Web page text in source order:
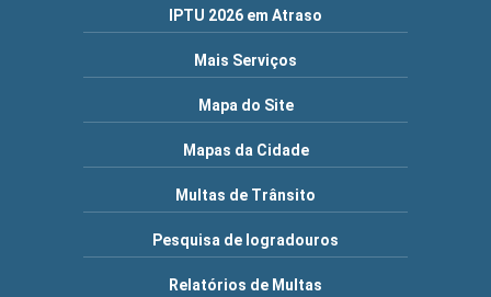
IPTU 2026 em Atraso
Mais Serviços
Mapa do Site
Mapas da Cidade
Multas de Trânsito
Pesquisa de logradouros
Relatórios de Multas